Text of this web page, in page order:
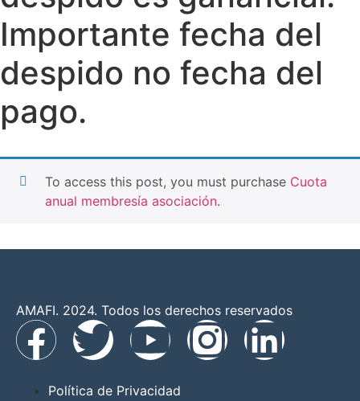
Importante fecha del
despido no fecha del
pago.
To access this post, you must purchase Cuota
anual membresía asociación.
AMAFI. 2024. Todos los derechos reservados
Política de Privacidad